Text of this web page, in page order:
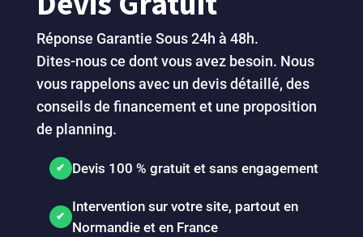
Réponse Garantie Sous 24h à 48h.
Dites-nous ce dont vous avez besoin. Nous
vous rappelons avec un devis détaillé, des
conseils de financement et une proposition
de planning.
Devis 100 % gratuit et sans engagement
Intervention sur votre site, partout en
Normandie et en France